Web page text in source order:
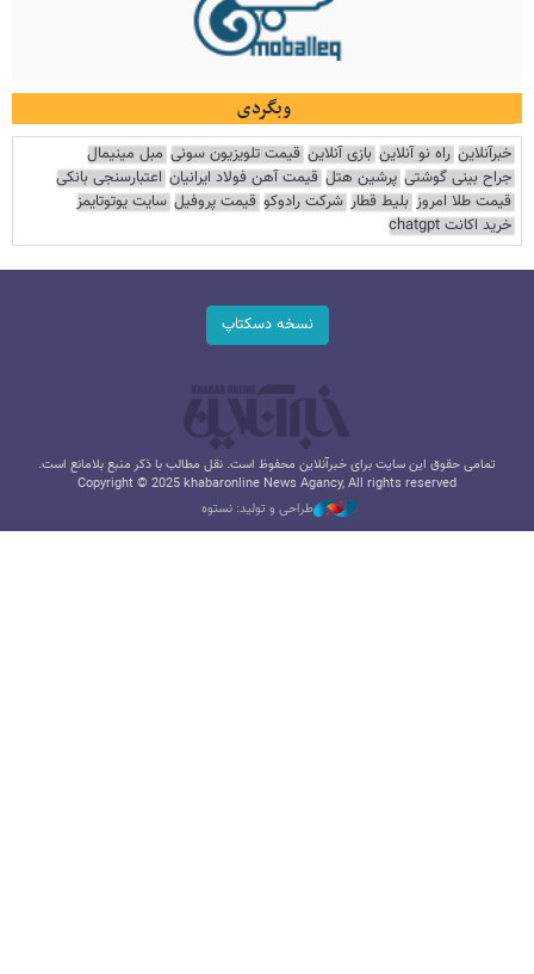
وبگردی
خبرآنلاین راه نو آنلاین بازی آنلاین قیمت تلویزیون سونی مبل مینیمال
جراح بینی گوشتی پرشین هتل قیمت آهن فولاد ایرانیان اعتبارسنجی بانکی
قیمت طلا امروز بلیط قطار شرکت رادوکو قیمت پروفیل سایت یوتوتایمز
خرید اکانت chatgpt
نسخه دسکتاپ
تمامی حقوق این سایت برای خبرآنلاین محفوظ است. نقل مطالب با ذکر منبع بلامانع است.
Copyright © 2025 khabaronline News Agancy, All rights reserved
طراحی و تولید: نستوه